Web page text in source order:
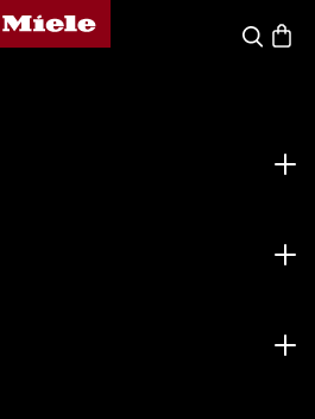
hjemmeside
Søk